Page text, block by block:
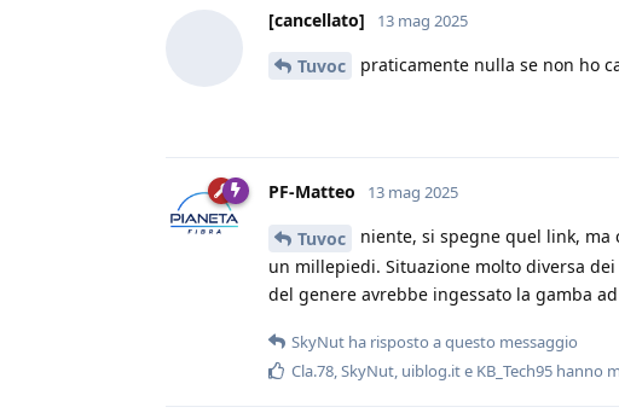
[cancellato] 13 mag 2025
Tuvoc praticamente nulla se non ho
PF-Matteo 13 mag 2025
Tuvoc
niente, si spegne quel link, ma
un millepiedi. Situazione molto diversa
del genere avrebbe ingessato la gamba
SkyNut ha risposto a questo messaggio
Cla.78,SkyNut, uiblog.ite KB_Tech95 hanno